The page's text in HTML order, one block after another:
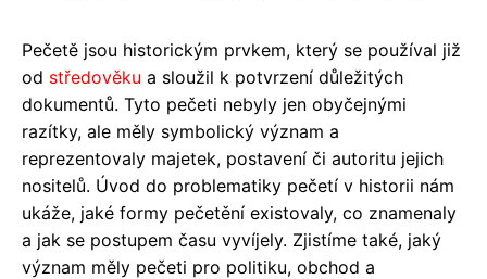
Pečetě jsou historickým prvkem, který se používal již
od středověku a sloužil k potvrzení důležitých
dokumentů. Tyto pečeti nebyly jen obyčejnými
razítky, ale měly symbolický význam a
reprezentovaly majetek, postavení či autoritu jejich
nositelů. Úvod do problematiky pečetí v historii nám
ukáže, jaké formy pečetění existovaly, co znamenaly
a jak se postupem času vyvíjely. Zjistíme také, jaký
význam měly pečeti pro politiku, obchod a